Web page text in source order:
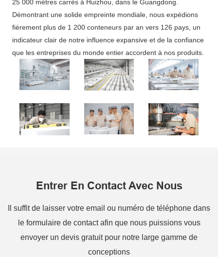
25 000 mètres carrés à Huizhou, dans le Guangdong.
Démontrant une solide empreinte mondiale, nous expédions
fièrement plus de 1 200 conteneurs par an vers 126 pays, un
indicateur clair de notre influence expansive et de la confiance
que les entreprises du monde entier accordent à nos produits.
Entrer En Contact Avec Nous
Il suffit de laisser votre email ou numéro de téléphone dans
le formulaire de contact afin que nous puissions vous
envoyer un devis gratuit pour notre large gamme de
conceptions